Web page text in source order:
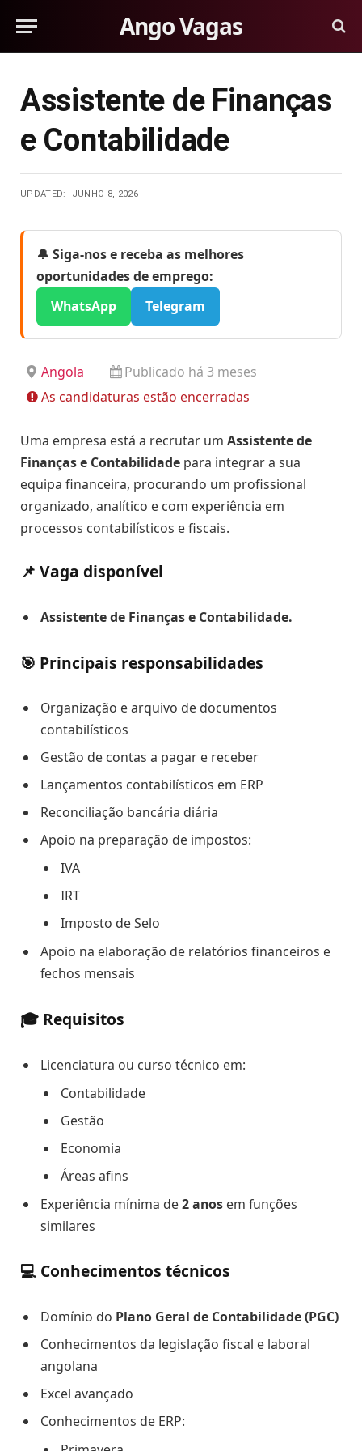
Ango Vagas
Assistente de Finanças
e Contabilidade
UPDATED: JUNHO 8, 2026
🔔 Siga-nos e receba as melhores
oportunidades de emprego:
WhatsApp
Telegram
Angola
Publicado há 3 meses
As candidaturas estão encerradas
Uma empresa está a recrutar um Assistente de
Finanças e Contabilidade para integrar a sua
equipa financeira, procurando um profissional
organizado, analítico e com experiência em
processos contabilísticos e fiscais.
📌 Vaga disponível
Assistente de Finanças e Contabilidade.
🎯 Principais responsabilidades
Organização e arquivo de documentos
contabilísticos
Gestão de contas a pagar e receber
Lançamentos contabilísticos em ERP
Reconciliação bancária diária
Apoio na preparação de impostos:
IVA
IRT
Imposto de Selo
Apoio na elaboração de relatórios financeiros e
fechos mensais
🎓 Requisitos
Licenciatura ou curso técnico em:
Contabilidade
Gestão
Economia
Áreas afins
Experiência mínima de2 anos em funções
similares
💻 Conhecimentos técnicos
Domínio do Plano Geral de Contabilidade (PGC)
Conhecimentos da legislação fiscal e laboral
angolana
Excel avançado
Conhecimentos de ERP: